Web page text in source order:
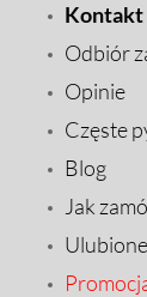
Kontakt
Odbiór
Opinie
Częste
Blog
Jak